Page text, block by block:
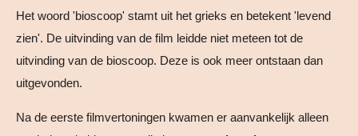
Het woord 'bioscoop' stamt uit het grieks en betekent 'levend
zien'. De uitvinding van de film leidde niet meteen tot de
uitvinding van de bioscoop. Deze is ook meer ontstaan dan
uitgevonden.
Na de eerste filmvertoningen kwamen er aanvankelijk alleen